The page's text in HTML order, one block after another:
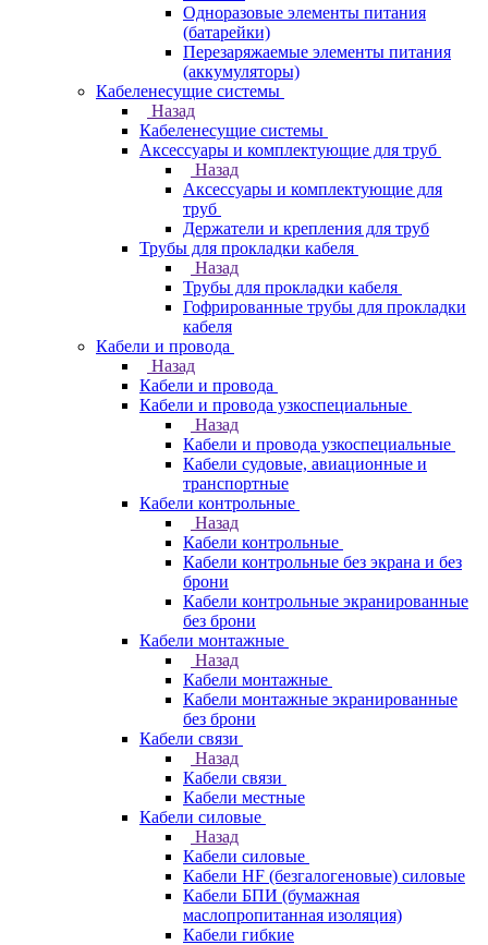
Одноразовые элементы питания
(батарейки)
Перезаряжаемые элементы питания
(аккумуляторы)
Кабеленесущие системы
Назад
Кабеленесущие системы
Аксессуары и комплектующие для труб
Назад
Аксессуары и комплектующие для
труб
Держатели и крепления для труб
Трубы для прокладки кабеля
Назад
Трубы для прокладки кабеля
Гофрированные трубы для прокладки
кабеля
Кабели и провода
Назад
Кабели и провода
Кабели и провода узкоспециальные
Назад
Кабели и провода узкоспециальные
Кабели судовые, авиационные и
транспортные
Кабели контрольные
Назад
Кабели контрольные
Кабели контрольные без экрана и без
брони
Кабели контрольные экранированные
без брони
Кабели монтажные
Назад
Кабели монтажные
Кабели монтажные экранированные
без брони
Кабели связи
Назад
Кабели связи
Кабели местные
Кабели силовые
Назад
Кабели силовые
Кабели HF (безгалогеновые) силовые
Кабели БПИ (бумажная
маслопропитанная изоляция)
Кабели гибкие